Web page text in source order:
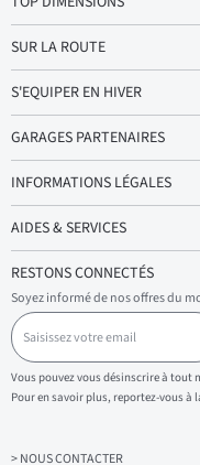
SUR LA ROUTE
S'EQUIPER EN HIVER
GARAGES PARTENAIRES
INFORMATIONS LÉGALES
AIDES & SERVICES
RESTONS CONNECTÉS
Soyez informé de nos offres du
S
a
i
s
i
s
Vous pouvez vous désinscrire à tout
Pour en savoir plus, reportez-vous à
> NOUS CONTACTER